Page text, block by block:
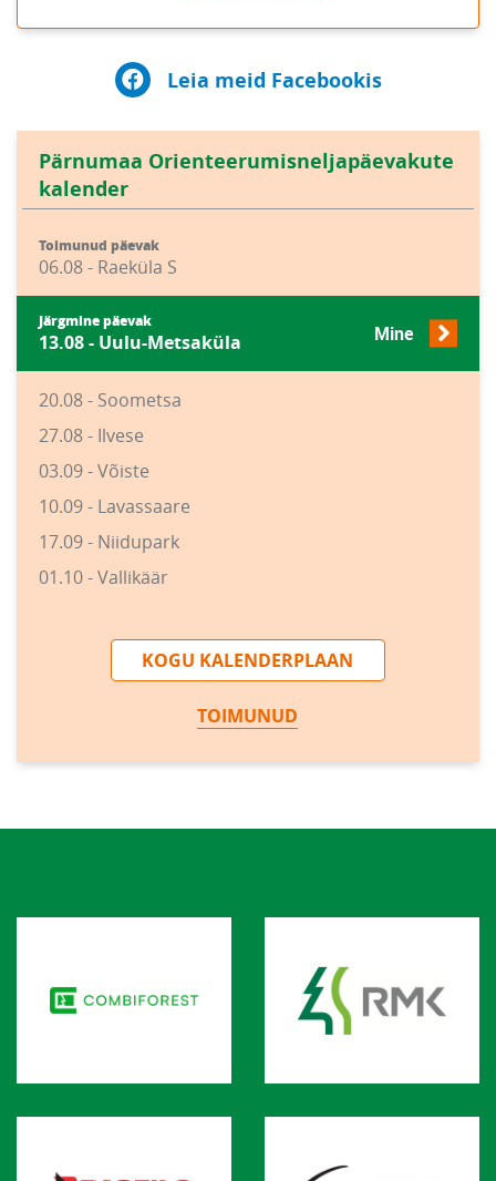
Leia meid Facebookis
Pärnumaa Orienteerumisneljapäevakute
kalender
Toimunud päevak
06.08 - Raeküla S
Järgmine päevak
13.08 - Uulu-Metsaküla Mine
20.08 - Soometsa
27.08 - Ilvese
03.09 - Võiste
10.09 - Lavassaare
17.09 - Niidupark
01.10 - Vallikäär
KOGU KALENDERPLAAN
TOIMUNUD